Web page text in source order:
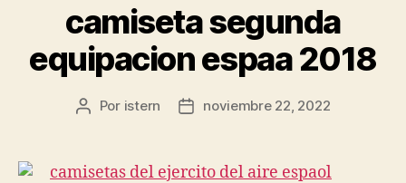
camiseta segunda
equipacion espaa 2018
Autor
entrada
Por istern
Fecha
entrada
noviembre 22, 2022